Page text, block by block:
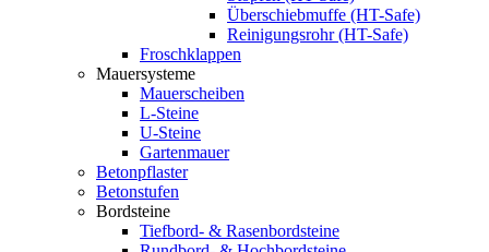
Überschiebmuffe (HT-Safe)
Reinigungsrohr (HT-Safe)
Froschklappen
Mauersysteme
Mauerscheiben
L-Steine
U-Steine
Gartenmauer
Betonpflaster
Betonstufen
Bordsteine
Tiefbord- & Rasenbordsteine